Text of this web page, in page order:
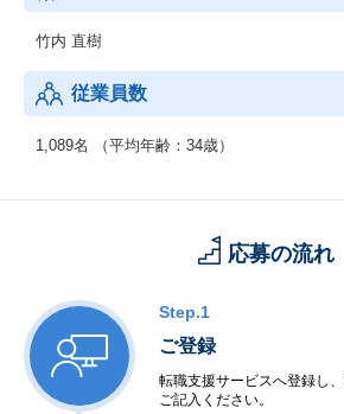
竹内 直樹
従業員数
1,089名 （平均年齢：34歳）
応募の流れ
Step.1
ご登録
転職支援サービスへ登録し
ご記入ください。